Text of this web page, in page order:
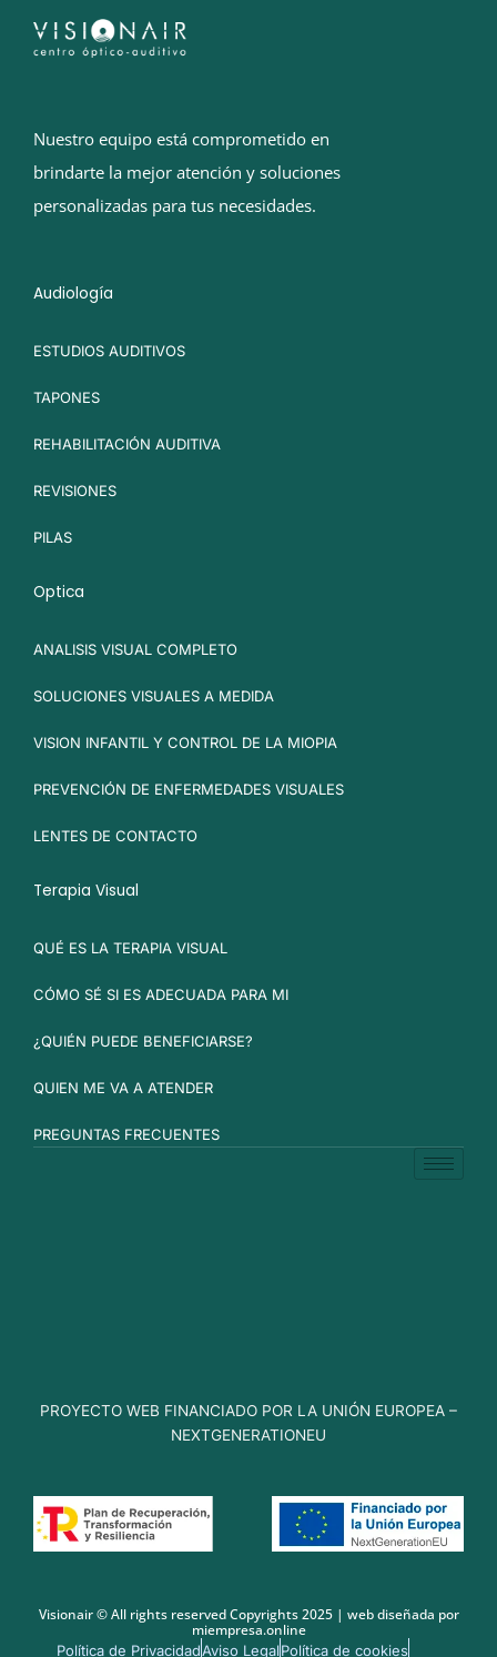
Nuestro equipo está comprometido en
brindarte la mejor atención y soluciones
personalizadas para tus necesidades.
Audiología
ESTUDIOS AUDITIVOS
TAPONES
REHABILITACIÓN AUDITIVA
REVISIONES
PILAS
Optica
ANALISIS VISUAL COMPLETO
SOLUCIONES VISUALES A MEDIDA
VISION INFANTIL Y CONTROL DE LA MIOPIA
PREVENCIÓN DE ENFERMEDADES VISUALES
LENTES DE CONTACTO
Terapia Visual
QUÉ ES LA TERAPIA VISUAL
CÓMO SÉ SI ES ADECUADA PARA MI
¿QUIÉN PUEDE BENEFICIARSE?
QUIEN ME VA A ATENDER
PREGUNTAS FRECUENTES
PROYECTO WEB FINANCIADO POR LA UNIÓN EUROPEA –
NEXTGENERATIONEU
Visionair © All rights reserved Copyrights 2025 | web diseñada por
miempresa.online
Política de PrivacidadAviso LegalPolítica de cookies